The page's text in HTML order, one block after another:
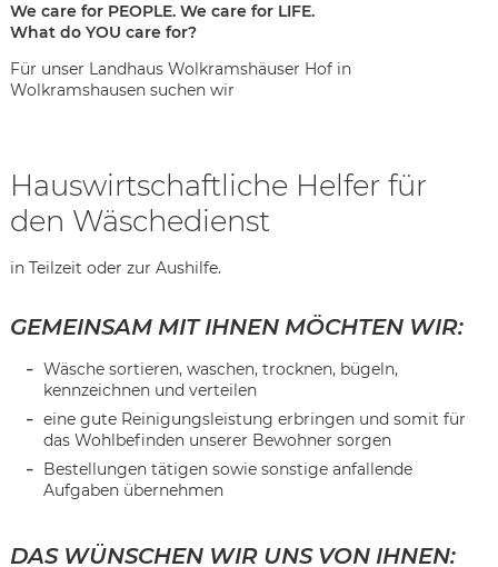
We care for PEOPLE. We care for LIFE.
What do YOU care for?
Für unser Landhaus Wolkramshäuser Hof in
Wolkramshausen suchen wir
Hauswirtschaftliche Helfer für
den Wäschedienst
in Teilzeit oder zur Aushilfe.
GEMEINSAM MIT IHNEN MÖCHTEN WIR:
Wäsche sortieren, waschen, trocknen, bügeln,
kennzeichnen und verteilen
eine gute Reinigungsleistung erbringen und somit für
das Wohlbefinden unserer Bewohner sorgen
Bestellungen tätigen sowie sonstige anfallende
Aufgaben übernehmen
DAS WÜNSCHEN WIR UNS VON IHNEN:
Karte anzeigen